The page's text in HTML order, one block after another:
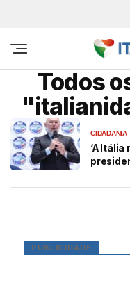
Todos
CIDADANIA
‘A Itália
PUBLICIDADE